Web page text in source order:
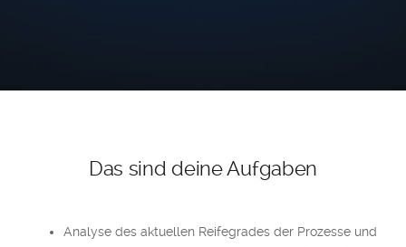
Das sind deine Aufgaben
Analyse des aktuellen Reifegrades der Prozesse und